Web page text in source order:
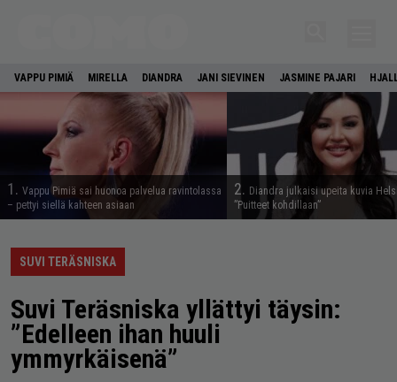
VAPPU PIMIÄ MIRELLA DIANDRA JANI SIEVINEN JASMINE PAJARI
1. Vappu Pimiä sai huonoa palvelua ravintolassa
– pettyi siellä kahteen asiaan
2. Diandra julkaisi upeita kuvia
”Puitteet kohdillaan”
SUVI TERÄSNISKA
Suvi Teräsniska yllättyi täysin:
”Edelleen ihan huuli
ymmyrkäisenä”